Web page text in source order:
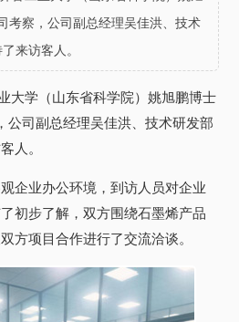
考察，公司副总经理吴佳洪、技术
来访客人。
大学（山东省科学院）姚旭鹏博士
公司副总经理吴佳洪、技术研发部
人。
企业办公环境，到访人员对企业
初步了解，双方围绕石墨烯产品
方项目合作进行了交流洽谈。